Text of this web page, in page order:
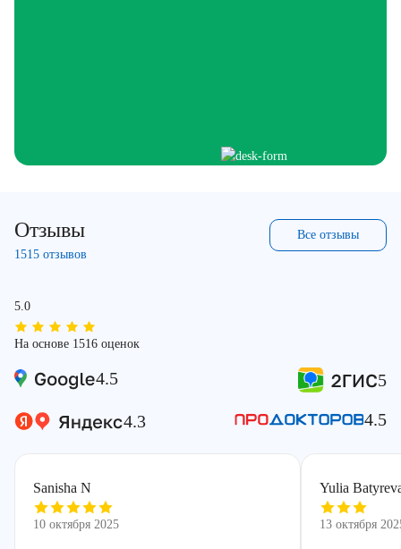
Отзывы
1515 отзывов
Все отзывы
5.0
На основе 1516 оценок
4.5 5
4.3 4.5
Sanisha N
10 октября 2025
Yulia
13 октября